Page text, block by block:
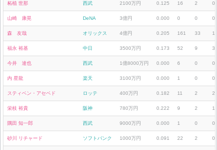
柘植 世那 西武 2100万円 0.125 16 2 0
山崎 康晃 DeNA 3億円 0.000 0 0 0
森 友哉 オリックス 4億円 0.205 161 33
福永 裕基 中日 3500万円 0.173 52 9 3
今井 達也 西武 1億8000万円 0.000 6 0 0
内 星龍 楽天 3100万円 0.000 1 0 0
スティベン・アセベド ロッテ 400万円 0.182 11 2 2
栄枝 裕貴 阪神 780万円 0.222 9 2 1
隅田 知一郎 西武 9000万円 0.000 1 0 0
砂川 リチャード ソフトバンク 1000万円 0.091 22 2 0